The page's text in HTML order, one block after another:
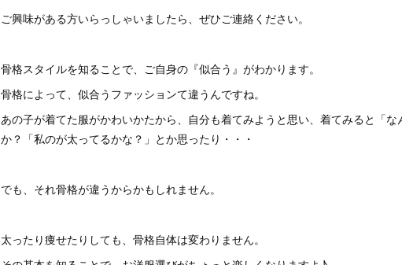
ご興味がある方いらっしゃいましたら、ぜひご連絡ください。
骨格スタイルを知ることで、ご自身の『似合う』がわかります。
骨格によって、似合うファッションて違うんですね。
あの子が着てた服がかわいかたから、自分も着てみようと思い、着てみると「
か？「私のが太ってるかな？」とか思ったり・・・
でも、それ骨格が違うからかもしれません。
太ったり痩せたりしても、骨格自体は変わりません。